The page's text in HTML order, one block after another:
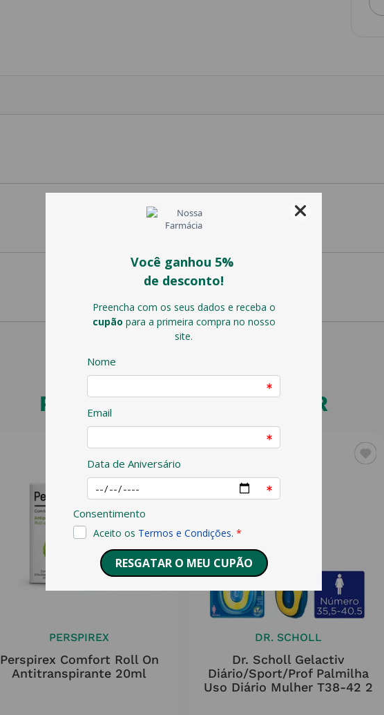
PODERÁ TAMBÉM GOSTAR
PERSPIREX
Perspirex Comfort Roll On
Antitranspirante 20ml
DR. SCHOLL
Dr. Scholl Gelactiv
Diário/sport/prof Palmilha
Uso Diário Mulher T38-42 2